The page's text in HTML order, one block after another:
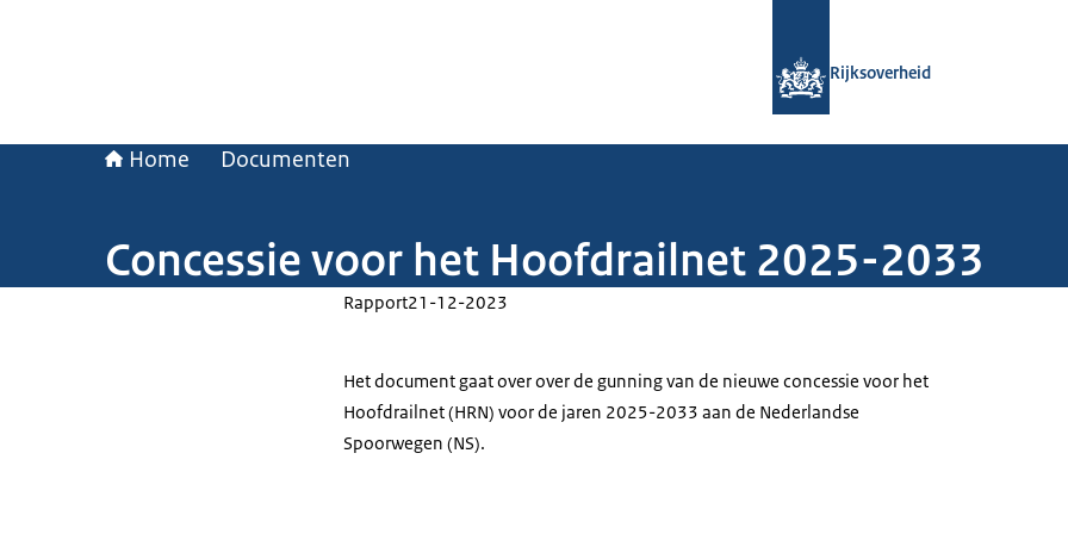
Rijksoverheid
Home Documenten
Concessie voor het Hoofdrailnet 2025-2033
Rapport21-12-2023
Het document gaat over over de gunning van de nieuwe concessie voor het
Hoofdrailnet (HRN) voor de jaren 2025-2033 aan de Nederlandse
Spoorwegen (NS).